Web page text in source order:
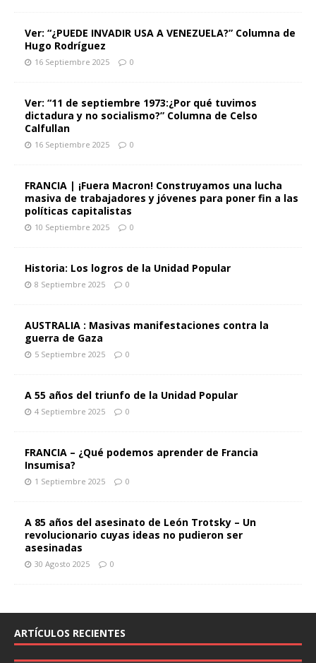
Ver: “¿PUEDE INVADIR USA A VENEZUELA?” Columna de
Hugo Rodríguez
16 Septiembre 2025 0
Ver: “11 de septiembre 1973:¿Por qué tuvimos
dictadura y no socialismo?” Columna de Celso
Calfullan
16 Septiembre 2025 0
FRANCIA | ¡Fuera Macron! Construyamos una lucha
masiva de trabajadores y jóvenes para poner fin a las
políticas capitalistas
10 Septiembre 2025 0
Historia: Los logros de la Unidad Popular
8 Septiembre 2025 0
AUSTRALIA : Masivas manifestaciones contra la
guerra de Gaza
5 Septiembre 2025 0
A 55 años del triunfo de la Unidad Popular
4 Septiembre 2025 0
FRANCIA – ¿Qué podemos aprender de Francia
Insumisa?
1 Septiembre 2025 0
A 85 años del asesinato de León Trotsky – Un
revolucionario cuyas ideas no pudieron ser
asesinadas
30 Agosto 2025 0
ARTÍCULOS RECIENTES